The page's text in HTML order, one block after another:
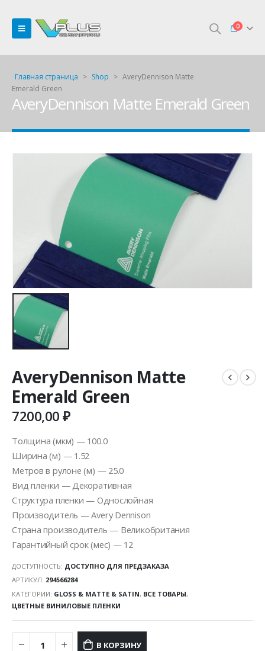
0
Главная страница > Shop > AveryDennison Matte
Emerald Green
AveryDennison Matte Emerald Green
AveryDennison Matte
Emerald Green
7200,00₽
Толщина (мкм) — 100.0
Ширина (м) — 1.52
Метров в рулоне (м) — 25.0
Вид пленки — Декоративная
Структура пленки — Однослойная
Производитель — Avery Dennison
Страна производитель — Великобритания
Гарантийный срок (мес) — 12
ДОСТУПНОСТЬ: ДОСТУПНО ДЛЯ ПРЕДЗАКАЗА
АРТИКУЛ: 294566284
КАТЕГОРИИ: GLOSS & MATTE & SATIN, ВСЕ ТОВАРЫ,
ЦВЕТНЫЕ ВИНИЛОВЫЕ ПЛЕНКИ
В КОРЗИНУ